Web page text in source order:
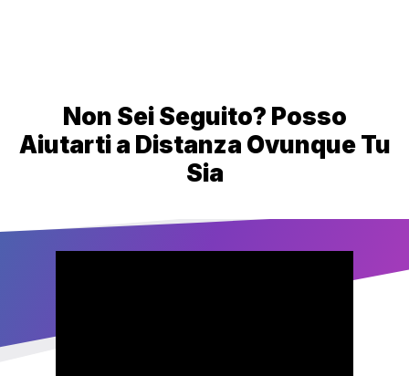
Non Sei Seguito? Posso
Aiutarti a Distanza Ovunque Tu
Sia